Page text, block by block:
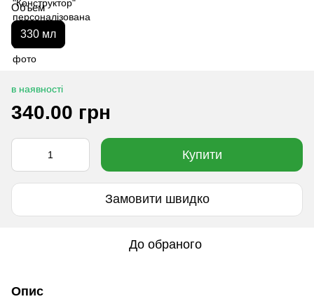
Объем
330 мл
в наявності
340.00 грн
Купити
Замовити швидко
До обраного
Опис